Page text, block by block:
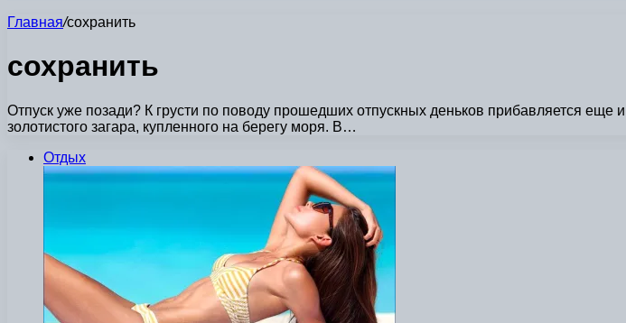
Главная/сохранить
сохранить
Отпуск уже позади? К грусти по поводу прошедших отпускных деньков прибавляется
золотистого загара, купленного на берегу моря. В…
Отдых